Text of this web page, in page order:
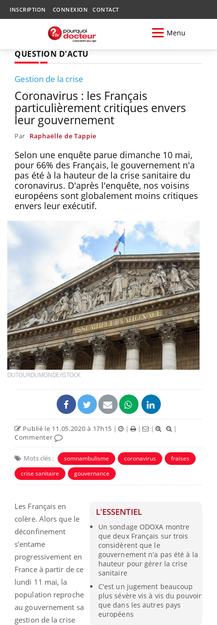
INSCRIPTION CONNEXION CONTACT
Menu
QUESTION D'ACTU
Gestion de la crise
Coronavirus : les Français
particulièrement critiques envers
leur gouvernement
Par Raphaëlle de Tappie
Selon une enquête parue dimanche 10 mai,
pour 66% des Français, le gouvernement n'a
pas été à la hauteur de la crise sanitaire du
coronavirus. D'après l'enquête, nos voisins
européens sont globalement moins critiques
envers leur exécutif.
DUTOURDUMONDE/ISTOCK
Publié le 11.05.2020 à 17h15 | | | |
|
Commenter
Mots clés : somnambulisme coronavirus
fraises
crise sanitaire
gouvernance
L'ESSENTIEL
Un sondage ODOXA montre
que deux Français sur trois
considèrent que le
gouvernement n'a pas été à la
hauteur pour gérer la crise
sanitaire
C'est un jugement beaucoup
plus sévère vis à vis du pouvoir
que dans les autres pays
européens
Les Français en
colère. Alors que le
déconfinement
s’entame
progressivement en
France à partir de ce
lundi 11 mai, la
population reproche
au gouvernement sa
gestion de la crise